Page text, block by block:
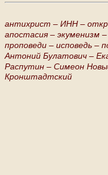
антихрист – ИНН –
апостасия – экуменизм –
проповеди – исповедь –
Антоний Булатович –
Распутин – Симеон
Кронштадтский